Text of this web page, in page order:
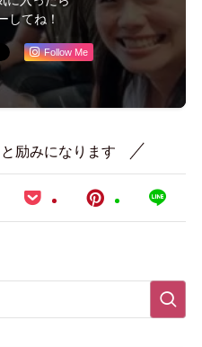
してね！
Follow Me
励みになります